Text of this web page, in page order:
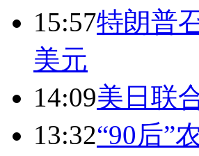
15:57特朗普
美元
14:09美日联
13:32“90后”